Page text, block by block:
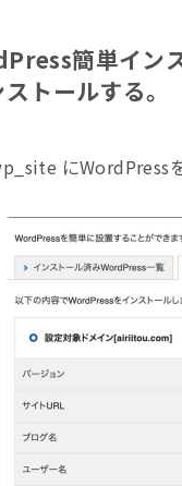
簡単イン
トールする。
にWordPressを